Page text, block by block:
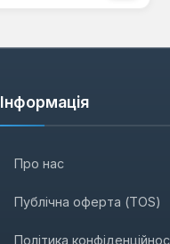
Інформація
Про нас
Публічна оферта (TOS)
Політика